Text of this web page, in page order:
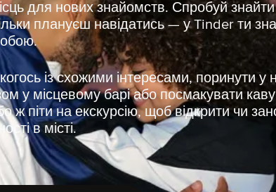
для нових знайомств. Спробуй знайти
плануєш навідатись — у Tinder ти
із схожими інтересами, поринути у
у місцевому барі або посмакувати
ж піти на екскурсію, щоб відкрити чи
в місті.